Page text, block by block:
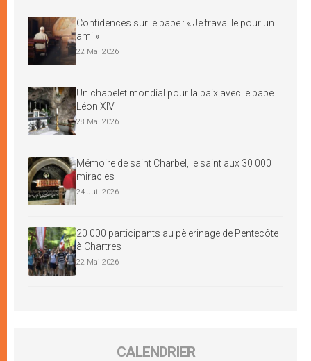
Confidences sur le pape : « Je travaille pour un
ami »
22 Mai 2026
Un chapelet mondial pour la paix avec le pape
Léon XIV
28 Mai 2026
Mémoire de saint Charbel, le saint aux 30 000
miracles
24 Juil 2026
20 000 participants au pèlerinage de Pentecôte
à Chartres
22 Mai 2026
CALENDRIER